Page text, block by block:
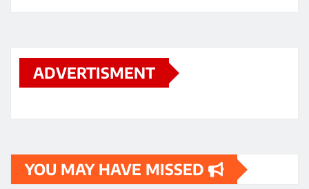
ADVERTISMENT
YOU MAY HAVE MISSED